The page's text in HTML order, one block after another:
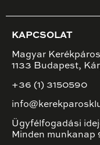
KAPCSOLAT
Magyar
1133 Budapest,
+36 (1) 3150590
Ügyfélfogadási
Minden munkanap